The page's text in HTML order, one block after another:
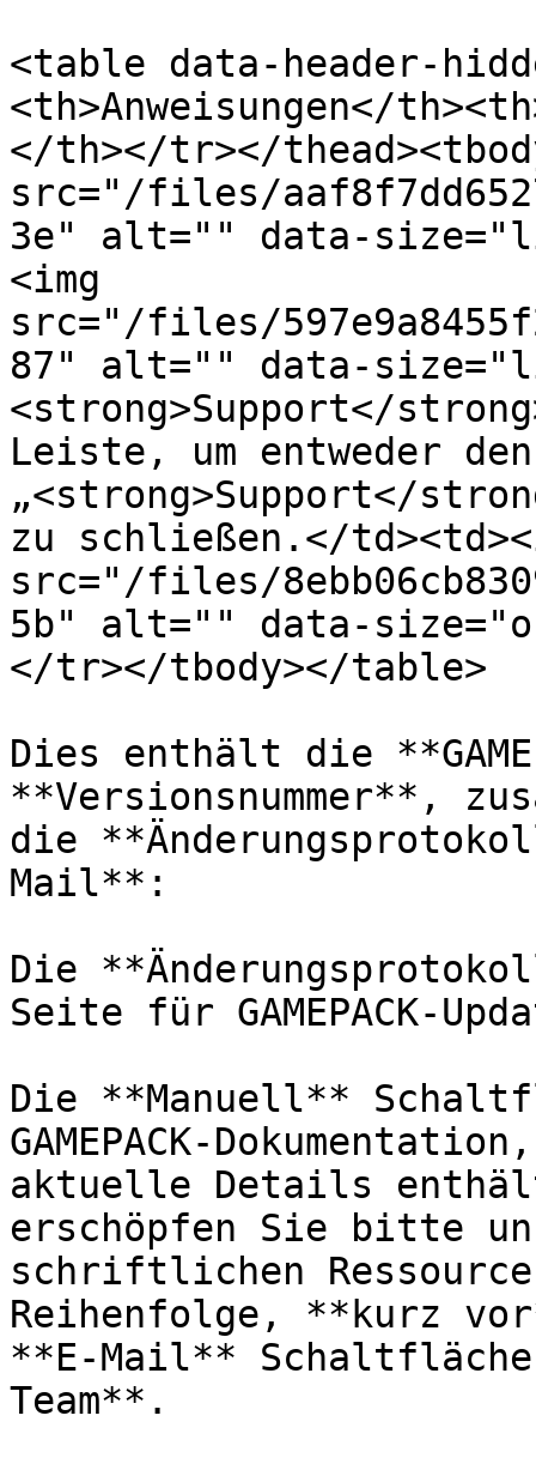
<table data-header-
<th>Anweisungen</
</th></tr></
src="/files/
3e" alt="" data-
<img
src="/files/
87" alt="" data-
<strong>Support</
Leiste, um entweder den
„<strong>Support</
zu schließen.</
src="/files/
5b" alt="" data-
</tr></tbody></table>
Dies enthält die
**Versionsnummer**,
die
Mail**:
Die
Seite für GAMEPACK-
Die **Manuell**
GAMEPACK-
aktuelle Details
erschöpfen Sie bitte
schriftlichen
Reihenfolge, **kurz
**E-Mail**
Team**.